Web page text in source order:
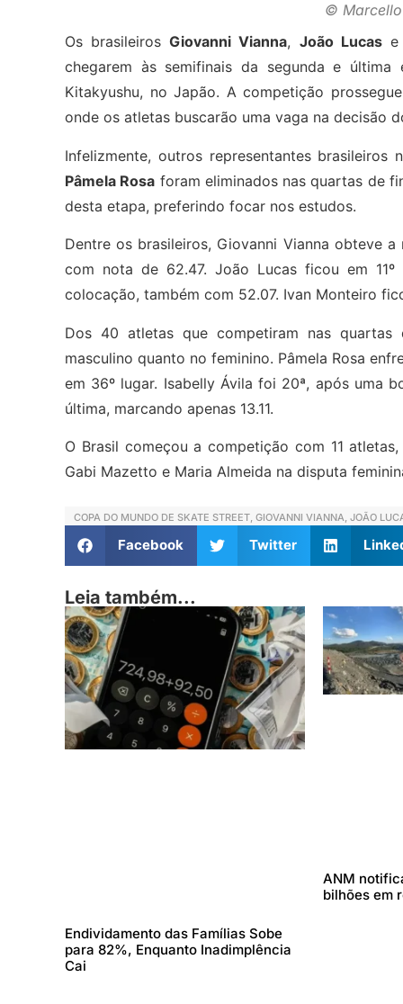
© Marcello
Os brasileirosGiovanni Vianna, João Lucas
chegarem às semifinais da segunda e
Kitakyushu, no Japão. A competição
onde os atletas buscarão uma vaga na decisão
Infelizmente, outros representantes
Pâmela Rosa foram eliminados nas quartas de
desta etapa, preferindo focar nos estudos.
Dentre os brasileiros, Giovanni Vianna obteve
com nota de 62.47. João Lucas ficou em
colocação, também com 52.07. Ivan Monteiro
Dos 40 atletas que competiram nas quartas
masculino quanto no feminino. Pâmela Rosa
em 36º lugar. Isabelly Ávila foi 20ª, após uma
última, marcando apenas 13.11.
O Brasil começou a competição com 11
Gabi Mazetto e Maria Almeida na disputa
COPA DO MUNDO DE SKATE STREET GIOVANNI VIANNA JOÃO
Facebook Twitter
Leia também...
Endividamento das Famílias Sobe
para 82%, Enquanto Inadimplência
Cai
ANM
bilhões em